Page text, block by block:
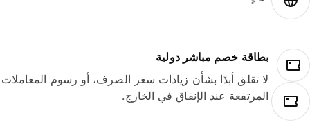
بطاقة خصم مباشر دولية
لا تقلق أبدًا بشأن زيادات سعر الصرف، أو رسوم المعاملات
المرتفعة عند الإنفاق في الخارج.